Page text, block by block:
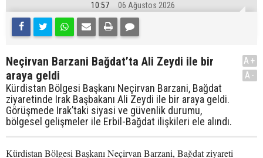
10:57 06 Ağustos 2026
Neçirvan Barzani Bağdat’ta Ali Zeydi ile bir
araya geldi
Kürdistan Bölgesi Başkanı Neçirvan Barzani, Bağdat
ziyaretinde Irak Başbakanı Ali Zeydi ile bir araya geldi.
Görüşmede Irak’taki siyasi ve güvenlik durumu,
bölgesel gelişmeler ile Erbil-Bağdat ilişkileri ele alındı.
A+
A-
Kürdistan Bölgesi Başkanı Neçirvan Barzani, Bağdat ziyareti